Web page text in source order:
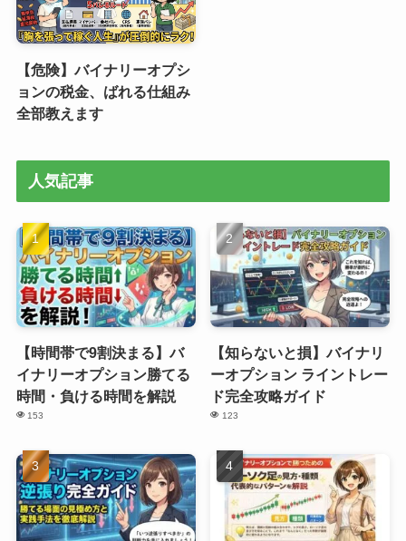
【危険】バイナリーオプシ
ョンの税金、ばれる仕組み
全部教えます
人気記事
【時間帯で9割決まる】バ
イナリーオプション勝てる
時間・負ける時間を解説
153
【知らないと損】バイナリ
ーオプション ライントレー
ド完全攻略ガイド
123